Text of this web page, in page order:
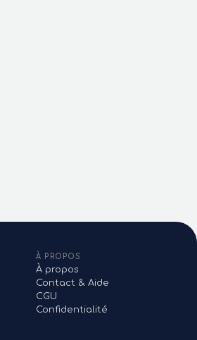
À PROPOS
À propos
Contact & Aide
CGU
Confidentialité